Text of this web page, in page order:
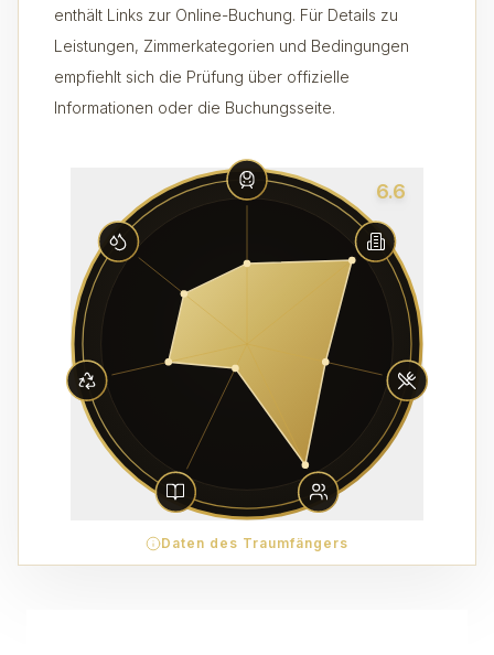
enthält Links zur Online-Buchung. Für Details zu
Leistungen, Zimmerkategorien und Bedingungen
empfiehlt sich die Prüfung über offizielle
Informationen oder die Buchungsseite.
6.6
Daten des Traumfängers